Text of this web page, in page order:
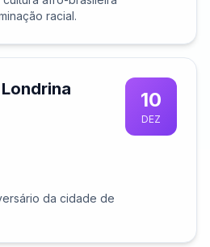
racial.
da cidade de
10
DEZ